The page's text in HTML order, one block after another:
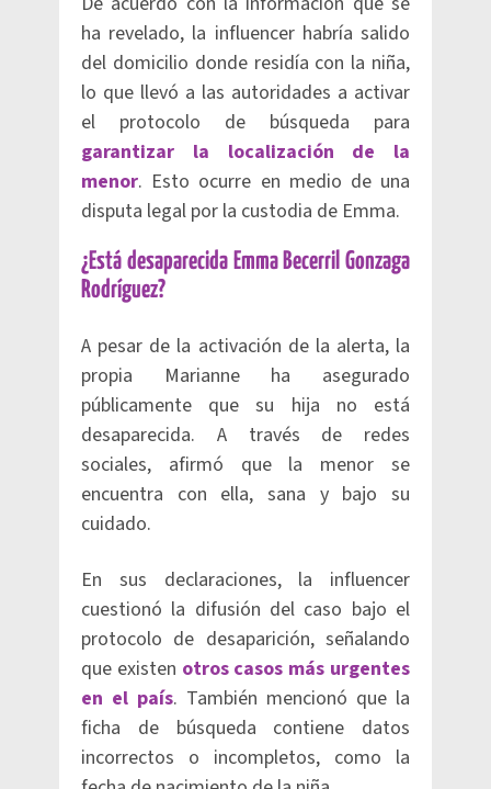
ha revelado, la influencer habría salido
del domicilio donde residía con la niña,
lo que llevó a las autoridades a activar
el protocolo de búsqueda para
garantizar la localización de la
menor. Esto ocurre en medio de una
disputa legal por la custodia de Emma.
¿Está desaparecida Emma Becerril Gonzaga
Rodríguez?
A pesar de la activación de la alerta, la
propia Marianne ha asegurado
públicamente que su hija no está
desaparecida. A través de redes
sociales, afirmó que la menor se
encuentra con ella, sana y bajo su
cuidado.
En sus declaraciones, la influencer
cuestionó la difusión del caso bajo el
protocolo de desaparición, señalando
que existen otros casos más urgentes
en el país. También mencionó que la
ficha de búsqueda contiene datos
incorrectos o incompletos, como la